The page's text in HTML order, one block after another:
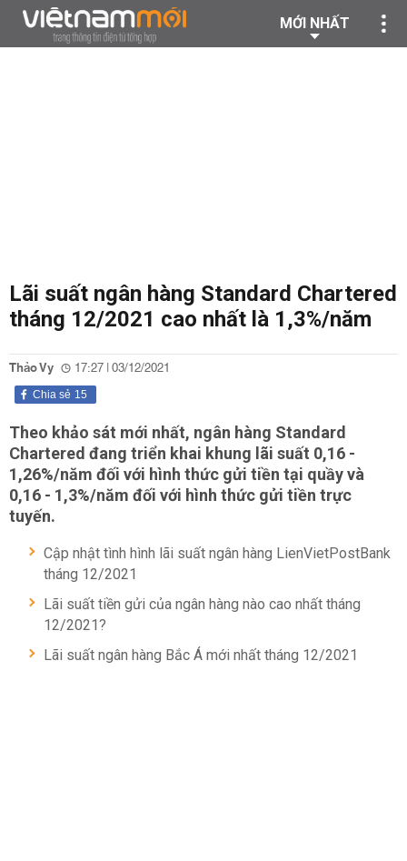
MỚI NHẤT
Lãi suất ngân hàng Standard Chartered
tháng 12/2021 cao nhất là 1,3%/năm
Thảo Vy 17:27 | 03/12/2021
15
Chia sẻ
Theo khảo sát mới nhất, ngân hàng Standard
Chartered đang triển khai khung lãi suất 0,16 -
1,26%/năm đối với hình thức gửi tiền tại quầy và
0,16 - 1,3%/năm đối với hình thức gửi tiền trực
tuyến.
Cập nhật tình hình lãi suất ngân hàng LienVietPostBank
tháng 12/2021
Lãi suất tiền gửi của ngân hàng nào cao nhất tháng
12/2021?
Lãi suất ngân hàng Bắc Á mới nhất tháng 12/2021